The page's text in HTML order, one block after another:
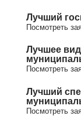
Лучший
Посмотреть
Лучшее
Посмотреть
Лучший
Посмотреть